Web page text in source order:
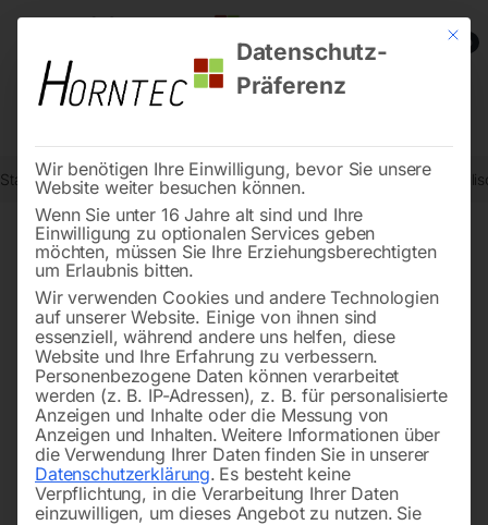
0
Start Werkstatttechnik Karosserie- und Werkstattgeräte
Mit
Datenschutz-
Präferenz
Wir benötigen Ihre Einwilligung, bevor Sie unsere
Website weiter besuchen können.
Wenn Sie unter 16 Jahre alt sind und Ihre
Einwilligung zu optionalen Services geben
möchten, müssen Sie Ihre Erziehungsberechtigten
um Erlaubnis bitten.
Wir verwenden Cookies und andere Technologien
auf unserer Website. Einige von ihnen sind
essenziell, während andere uns helfen, diese
Website und Ihre Erfahrung zu verbessern.
Personenbezogene Daten können verarbeitet
werden (z. B. IP-Adressen), z. B. für personalisierte
Anzeigen und Inhalte oder die Messung von
Anzeigen und Inhalten. Weitere Informationen über
die Verwendung Ihrer Daten finden Sie in unserer
Datenschutzerklärung. Es besteht keine
Verpflichtung, in die Verarbeitung Ihrer Daten
einzuwilligen, um dieses Angebot zu nutzen. Sie